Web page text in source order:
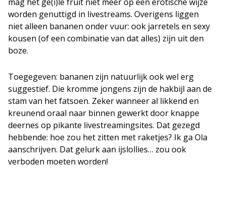
worden genuttigd in livestreams. Overigens liggen
niet alleen bananen onder vuur: ook jarretels en sexy
kousen (of een combinatie van dat alles) zijn uit den
boze.
Toegegeven: bananen zijn natuurlijk ook wel erg
suggestief. Die kromme jongens zijn de hakbijl aan de
stam van het fatsoen. Zeker wanneer al likkend en
kreunend oraal naar binnen gewerkt door knappe
deernes op pikante livestreamingsites. Dat gezegd
hebbende: hoe zou het zitten met raketjes? Ik ga Ola
aanschrijven. Dat gelurk aan ijslollies… zou ook
verboden moeten worden!